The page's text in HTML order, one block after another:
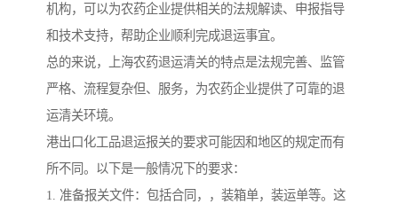
机构，可以为农药企业提供相关的法规解读、申报指导
和技术支持，帮助企业顺利完成退运事宜。
总的来说，上海农药退运清关的特点是法规完善、监管
严格、流程复杂但、服务，为农药企业提供了可靠的退
运清关环境。
港出口化工品退运报关的要求可能因和地区的规定而有
所不同。以下是一般情况下的要求：
1. 准备报关文件：包括合同，，装箱单，装运单等。这